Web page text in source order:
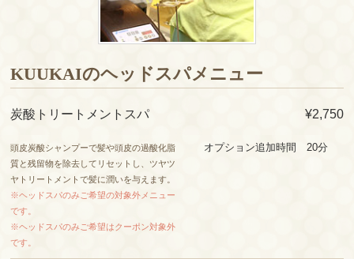
KUUKAIのヘッドスパメニュー
炭酸トリートメントスパ
頭皮炭酸シャンプーで髪や頭皮の過酸化脂
質と残留物を除去してリセットし、ツヤツ
ヤトリートメントで髪に潤いを与えます。
※ヘッドスパのみご希望の対象外メニュー
です。
※ヘッドスパのみご希望はクーポン対象外
です。
¥2,750
オプション追加時間 20分